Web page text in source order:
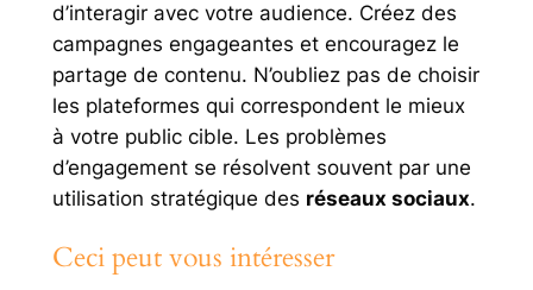
d’interagir avec votre audience. Créez des
campagnes engageantes et encouragez le
partage de contenu. N’oubliez pas de choisir
les plateformes qui correspondent le mieux
à votre public cible. Les problèmes
d’engagement se résolvent souvent par une
utilisation stratégique des réseaux sociaux.
Ceci peut vous intéresser